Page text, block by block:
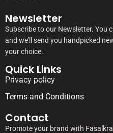
Newsletter
Subscribe to our Newsletter. You
and we’ll send you handpicked
your choice.
Quick Links
Privacy policy
Terms and Conditions
Contact
Promote your brand with